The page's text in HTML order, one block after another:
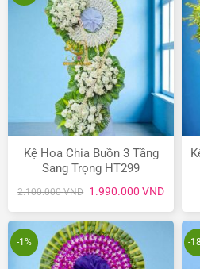
Kệ Hoa Chia Buồn 3 Tầng
Sang Trọng HT299
2.100.000VND Giá
là:
2.100.000 VND.
1.990.000 VNDGiá
tại
là:
-1% -